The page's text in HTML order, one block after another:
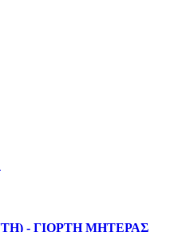
- ΓΙΟΡΤΗ ΜΗΤΕΡΑΣ